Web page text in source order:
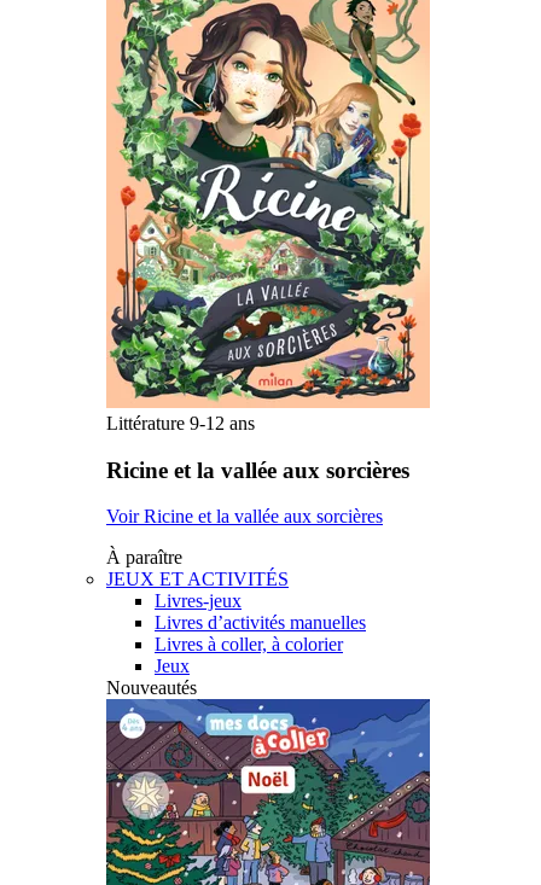
Littérature 9-12 ans
Ricine et la vallée aux sorcières
Voir Ricine et la vallée aux sorcières
À paraître
JEUX ET ACTIVITÉS
Livres-jeux
Livres d’activités manuelles
Livres à coller, à colorier
Jeux
Nouveautés